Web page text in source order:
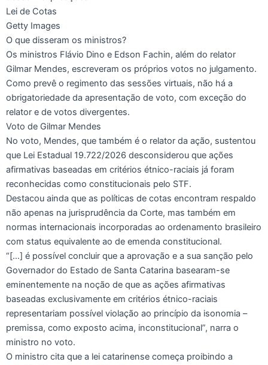
Lei de Cotas
Getty Images
O que disseram os ministros?
Os ministros Flávio Dino e Edson Fachin, além do relator
Gilmar Mendes, escreveram os próprios votos no julgamento.
Como prevê o regimento das sessões virtuais, não há a
obrigatoriedade da apresentação de voto, com exceção do
relator e de votos divergentes.
Voto de Gilmar Mendes
No voto, Mendes, que também é o relator da ação, sustentou
que Lei Estadual 19.722/2026 desconsiderou que ações
afirmativas baseadas em critérios étnico-raciais já foram
reconhecidas como constitucionais pelo STF.
Destacou ainda que as políticas de cotas encontram respaldo
não apenas na jurisprudência da Corte, mas também em
normas internacionais incorporadas ao ordenamento brasileiro
com status equivalente ao de emenda constitucional.
“[…] é possível concluir que a aprovação e a sua sanção pelo
Governador do Estado de Santa Catarina basearam-se
eminentemente na noção de que as ações afirmativas
baseadas exclusivamente em critérios étnico-raciais
representariam possível violação ao princípio da isonomia –
premissa, como exposto acima, inconstitucional”, narra o
ministro no voto.
O ministro cita que a lei catarinense começa proibindo a